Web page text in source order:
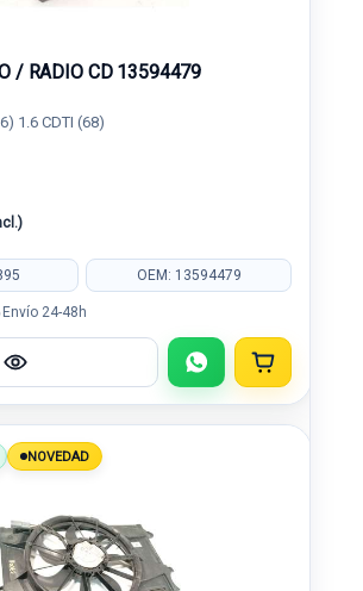
/ RADIO CD 13594479
1.6 CDTI (68)
OEM: 13594479
Envío 24-48h
NOVEDAD